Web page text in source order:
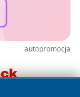
autopromocja